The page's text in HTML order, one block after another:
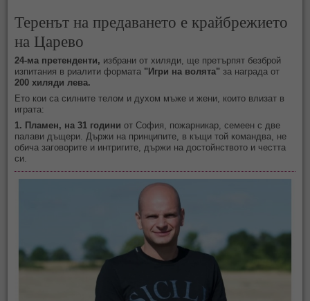
Теренът на предаването е крайбрежието
на Царево
24-ма претенденти, избрани от хиляди, ще претърпят безброй
изпитания в риалити формата "Игри на волята"за награда от
200 хиляди лева.
Ето кои са силните телом и духом мъже и жени, които влизат в
играта:
1. Пламен, на 31 годиниот София, пожарникар, семеен с две
палави дъщери. Държи на принципите, в къщи той командва, не
обича заговорите и интригите, държи на достойнството и честта
си.